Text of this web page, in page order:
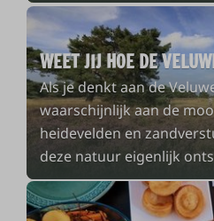
WEET JIJ HOE DE
Als je denkt aan de
waarschijnlijk aan de
heidevelden en
deze natuur eigenlijk